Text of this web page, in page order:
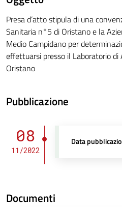
Presa d’atto stipula di una
Sanitaria n°5 di Oristano e la
Medio Campidano per
effettuarsi presso il Laboratorio di
Oristano
Pubblicazione
08
11/2022
Data
Documenti